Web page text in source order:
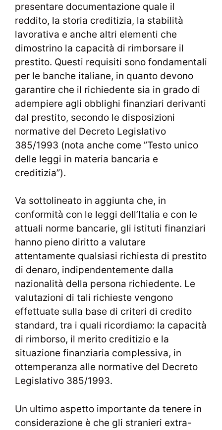
presentare documentazione quale il
reddito, la storia creditizia, la stabilità
lavorativa e anche altri elementi che
dimostrino la capacità di rimborsare il
prestito. Questi requisiti sono fondamentali
per le banche italiane, in quanto devono
garantire che il richiedente sia in grado di
adempiere agli obblighi finanziari derivanti
dal prestito, secondo le disposizioni
normative del Decreto Legislativo
385/1993 (nota anche come ”Testo unico
delle leggi in materia bancaria e
creditizia”).
Va sottolineato in aggiunta che, in
conformità con le leggi dell’Italia e con le
attuali norme bancarie, gli istituti finanziari
hanno pieno diritto a valutare
attentamente qualsiasi richiesta di prestito
di denaro, indipendentemente dalla
nazionalità della persona richiedente. Le
valutazioni di tali richieste vengono
effettuate sulla base di criteri di credito
standard, tra i quali ricordiamo: la capacità
di rimborso, il merito creditizio e la
situazione finanziaria complessiva, in
ottemperanza alle normative del Decreto
Legislativo 385/1993.
Un ultimo aspetto importante da tenere in
considerazione è che gli stranieri extra-